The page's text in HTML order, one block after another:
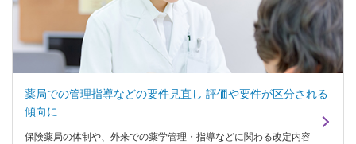
薬局での管理指導などの要件見直し 評価や要件が区分される
傾向に
保険薬局の体制や、外来での薬学管理・指導などに関わる改定内容